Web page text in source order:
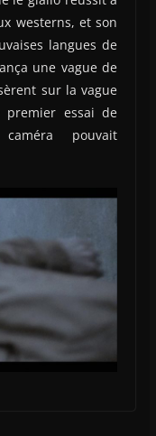
westerns, et son
langues de
une vague de
sur la vague
premier essai de
pouvait